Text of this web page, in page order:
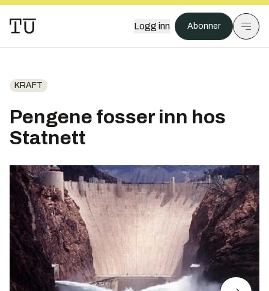
Logg inn Abonner
KRAFT
Pengene fosser inn hos
Statnett